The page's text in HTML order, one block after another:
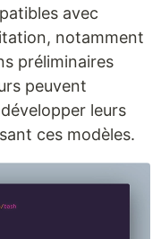
avec
notamment
préliminaires
peuvent
leurs
ces modèles.